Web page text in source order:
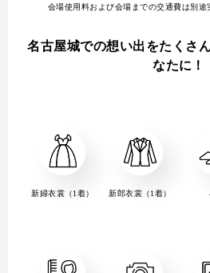
会場使用料および会場までの交通費は別途
名古屋城での想い出をたくさ
なたに！
新婦衣裳（1着） 新郎衣裳（1着）